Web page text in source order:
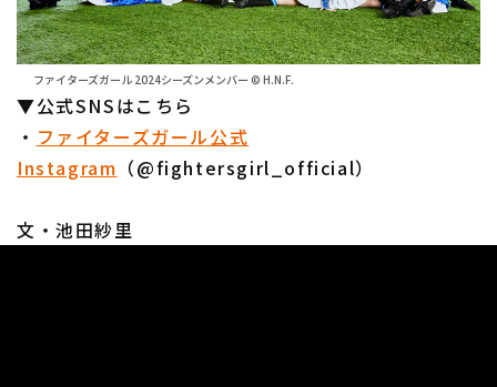
ファイターズガール 2024シーズンメンバー © H.N.F.
▼公式SNSはこちら
・ ファイターズガール公式
Instagram （@fightersgirl_official）
文・池田紗里